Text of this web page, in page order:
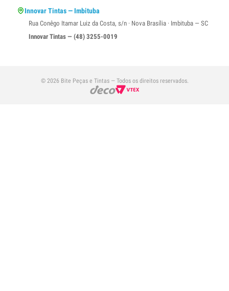
Innovar Tintas — Imbituba
Rua Conêgo Itamar Luiz da Costa, s/n · Nova Brasília · Imbituba — SC
Innovar Tintas — (48) 3255-0019
© 2026 Bite Peças e Tintas — Todos os direitos reservados.